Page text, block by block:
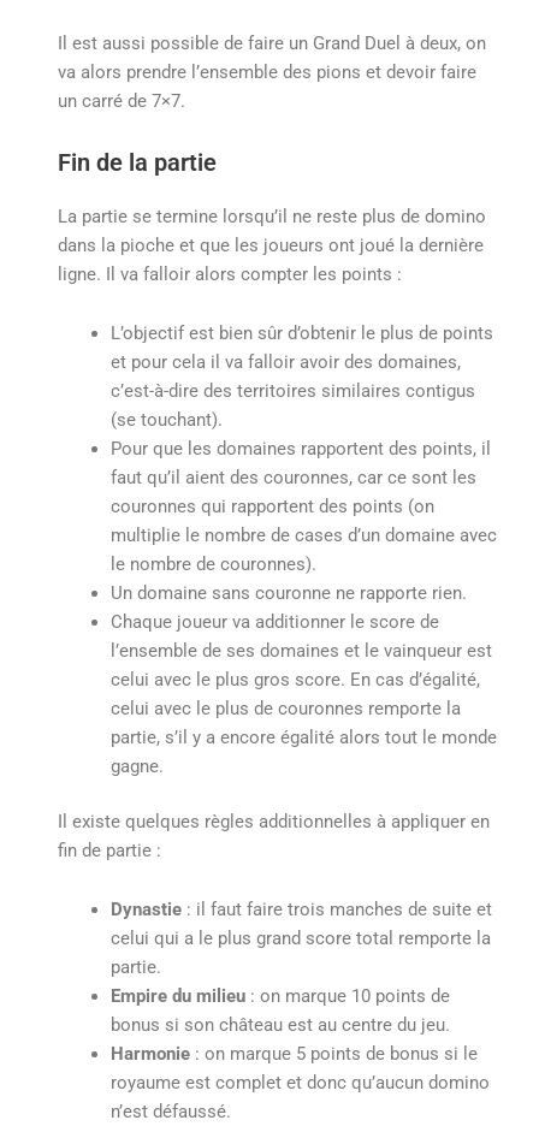
Il est aussi possible de faire un Grand Duel à deux, on
va alors prendre l’ensemble des pions et devoir faire
un carré de 7×7.
Fin de la partie
La partie se termine lorsqu’il ne reste plus de domino
dans la pioche et que les joueurs ont joué la dernière
ligne. Il va falloir alors compter les points :
L’objectif est bien sûr d’obtenir le plus de points
et pour cela il va falloir avoir des domaines,
c’est-à-dire des territoires similaires contigus
(se touchant).
Pour que les domaines rapportent des points, il
faut qu’il aient des couronnes, car ce sont les
couronnes qui rapportent des points (on
multiplie le nombre de cases d’un domaine avec
le nombre de couronnes).
Un domaine sans couronne ne rapporte rien.
Chaque joueur va additionner le score de
l’ensemble de ses domaines et le vainqueur est
celui avec le plus gros score. En cas d’égalité,
celui avec le plus de couronnes remporte la
partie, s’il y a encore égalité alors tout le monde
gagne.
Il existe quelques règles additionnelles à appliquer en
fin de partie :
Dynastie: il faut faire trois manches de suite et
celui qui a le plus grand score total remporte la
partie.
Empire du milieu: on marque 10 points de
bonus si son château est au centre du jeu.
Harmonie: on marque 5 points de bonus si le
royaume est complet et donc qu’aucun domino
n’est défaussé.